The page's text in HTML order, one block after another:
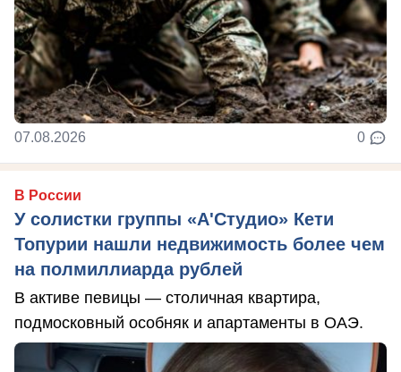
07.08.2026 0
В России
У солистки группы «А'Студио» Кети
Топурии нашли недвижимость более чем
на полмиллиарда рублей
В активе певицы — столичная квартира,
подмосковный особняк и апартаменты в ОАЭ.